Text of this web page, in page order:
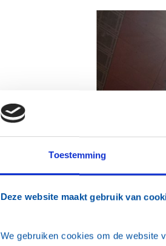
Toestemming
Deze website maakt gebruik van
We gebruiken cookies om de website